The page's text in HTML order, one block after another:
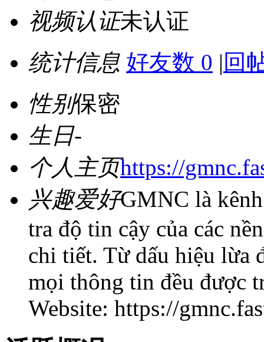
视频认证未认证
统计信息 好友数 0 | 回
性别保密
生日-
个人主页https://
兴趣爱好GMNC là
tra độ tin cậy của các
chi tiết. Từ dấu hiệu lừa
mọi thông tin đều được
Website: https://